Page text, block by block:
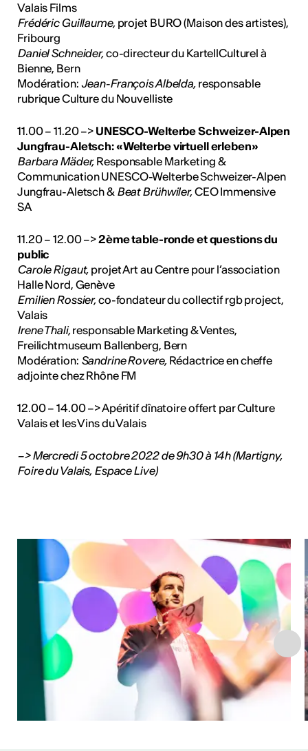
Valais Films
Frédéric Guillaume, projet BURO (Maison des artistes),
Fribourg
Daniel Schneider,co-directeur du KartellCulturel à
Bienne, Bern
Modération: Jean-François Albelda, responsable
rubrique Culture du Nouvelliste
11.00 – 11.20 –> UNESCO-Welterbe Schweizer-Alpen
Jungfrau-Aletsch: «Welterbe virtuell erleben»
Barbara Mäder, Responsable Marketing &
Communication UNESCO-Welterbe Schweizer-Alpen
Jungfrau-Aletsch &Beat Brühwiler,CEO Immensive
SA
11.20 – 12.00 –>2ème table-ronde et questions du
public
Carole Rigaut, projet Art au Centre pour l’association
Halle Nord, Genève
Emilien Rossier,co-fondateur du collectif rgb project,
Valais
Irene Thali,responsable Marketing & Ventes,
Freilichtmuseum Ballenberg, Bern
Modération: Sandrine Rovere, Rédactrice en cheffe
adjointe chez Rhône FM
12.00 – 14.00 –> Apéritif dînatoire offert par Culture
Valais et les Vins du Valais
–> Mercredi 5 octobre 2022 de 9h30 à 14h (Martigny,
Foire du Valais, Espace Live)